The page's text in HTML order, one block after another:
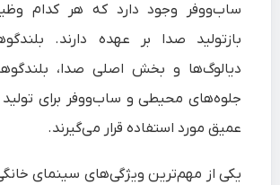
ساب‌ووفر وجود دارد که هر کدام
بازتولید صدا بر عهده دارند.
دیالوگ‌ها و بخش اصلی صدا،
جلوه‌های محیطی و ساب‌ووفر برای
عمیق مورد استفاده قرار می‌گیرند.
یکی از مهم‌ترین ویژگی‌های سینمای